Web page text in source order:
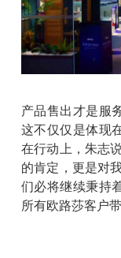
产品售出才是服
这不仅仅是体现
在行动上，朱志
的肯定，更是对
们必将继续秉持
所有欧路莎客户